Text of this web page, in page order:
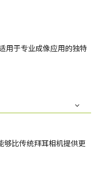
用于专业成像应用的独特
够比传统拜耳相机提供更